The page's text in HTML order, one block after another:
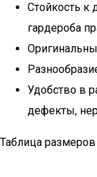
Стойкость
гардероба
Удобство в
дефекты,
Таблица